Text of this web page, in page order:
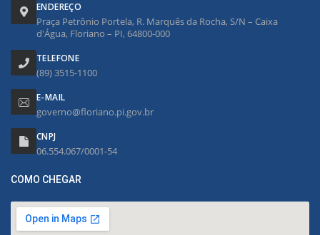
ENDEREÇO
Praça Petrônio Portela, R. Marquês da Rocha, S/N – Caixa
d'Água, Floriano – PI, 64800-000
TELEFONE
(89) 3515-1100
E-MAIL
governo@floriano.pi.gov.br
CNPJ
06.554.067/0001-54
COMO CHEGAR